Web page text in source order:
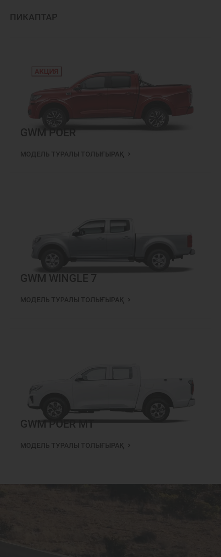
ПИКАПТАР
GWM POER
МОДЕЛЬ ТУРАЛЫ ТОЛЫҒЫРАҚ
GWM WINGLE 7
МОДЕЛЬ ТУРАЛЫ ТОЛЫҒЫРАҚ
GWM POER MT
МОДЕЛЬ ТУРАЛЫ ТОЛЫҒЫРАҚ